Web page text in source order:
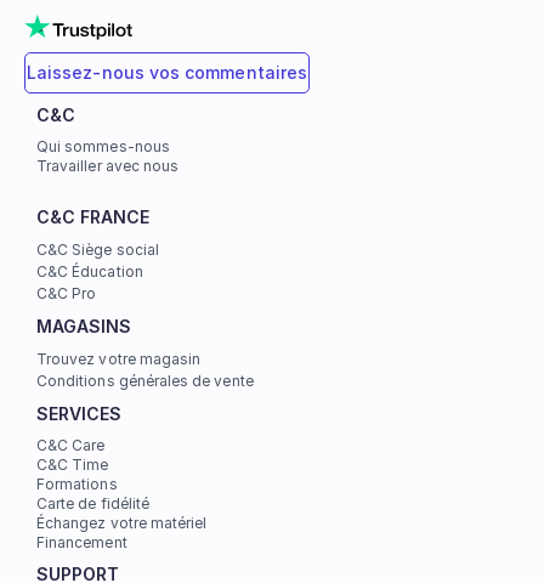
C&C
Qui sommes-nous
Travailler avec nous
C&C FRANCE
C&C Siège social
C&C Éducation
C&C Pro
MAGASINS
Trouvez votre magasin
Conditions générales de vente
SERVICES
C&C Care
C&C Time
Formations
Carte de fidélité
Échangez votre matériel
Financement
SUPPORT
Laissez-nous vos commentaires